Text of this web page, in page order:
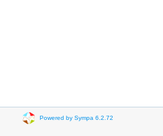
Powered by Sympa 6.2.72